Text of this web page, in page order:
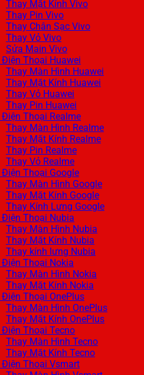
Thay Mặt Kính Vivo
Thay Pin Vivo
Thay Chân Sạc Vivo
Thay Vỏ Vivo
Sửa Main Vivo
Thoại Huawei
Thay Màn Hình Huawei
Thay Mặt Kính Huawei
Thay Vỏ Huawei
Thay Pin Huawei
Thoại Realme
Thay Màn Hình Realme
Thay Mặt Kính Realme
Thay Pin Realme
Thay Vỏ Realme
Thoại Google
Thay Màn Hình Google
Thay Mặt Kính Google
Thay Kính Lưng Google
Thoại Nubia
Thay Màn Hình Nubia
Thay Mặt Kính Nubia
Thay kính lưng Nubia
Thoại Nokia
Thay Màn Hình Nokia
Thay Mặt Kính Nokia
Thoại OnePlus
Thay Màn Hình OnePlus
Thay Mặt Kính OnePlus
Thoại Tecno
Thay Màn Hình Tecno
Thay Mặt Kính Tecno
Thoại Vsmart